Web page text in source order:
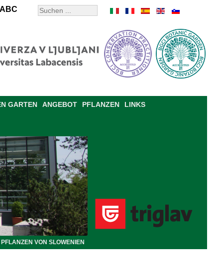
ABC
GARTEN ANGEBOT PFLANZEN LINKS
PFLANZEN VON SLOWENIEN